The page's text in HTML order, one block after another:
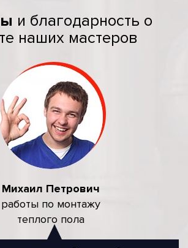
и благодарность о
наших мастеров
Михаил Петрович
работы по монтажу
теплого пола